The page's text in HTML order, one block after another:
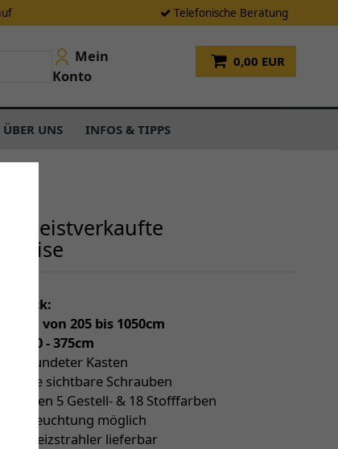
Telefonische Beratung
0,00 EUR
Mein
Konto
ÜBER UNS INFOS & TIPPS
meistverkaufte
Blick:
von 205 bis 1050cm
150 - 375cm
Kasten
ohne sichtbare Schrauben
zwischen 5 Gestell- & 18 Stofffarben
Beleuchtung möglich
mit Heizstrahler lieferbar